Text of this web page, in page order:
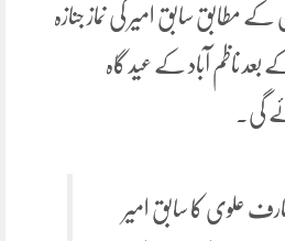
مطابق سابق امیر کی نماز جنازہ
کے بعد ناظم آباد کے عید گاہ
گی۔
علوی کا سابق امیر